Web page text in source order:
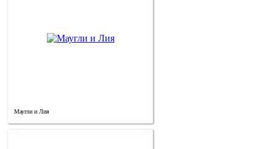
Маугли и Лия